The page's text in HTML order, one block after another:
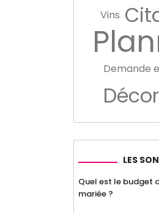
Vins
Demande
LES
Quel est le budget
mariée ?